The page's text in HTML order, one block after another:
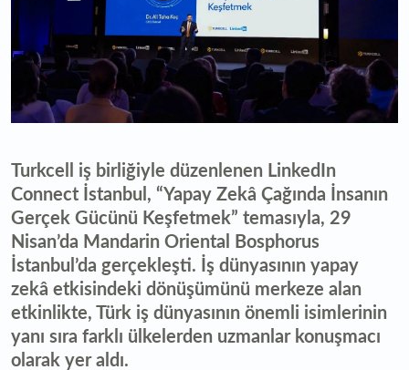
Turkcell iş birliğiyle düzenlenen LinkedIn
Connect İstanbul, “Yapay Zekâ Çağında İnsanın
Gerçek Gücünü Keşfetmek” temasıyla, 29
Nisan’da Mandarin Oriental Bosphorus
İstanbul’da gerçekleşti. İş dünyasının yapay
zekâ etkisindeki dönüşümünü merkeze alan
etkinlikte, Türk iş dünyasının önemli isimlerinin
yanı sıra farklı ülkelerden uzmanlar konuşmacı
olarak yer aldı.